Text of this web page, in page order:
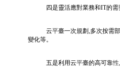
四是靈活應對業務和IT的需
云平臺一次規劃,多次按需
變化等。
五是利用云平臺的高可靠性